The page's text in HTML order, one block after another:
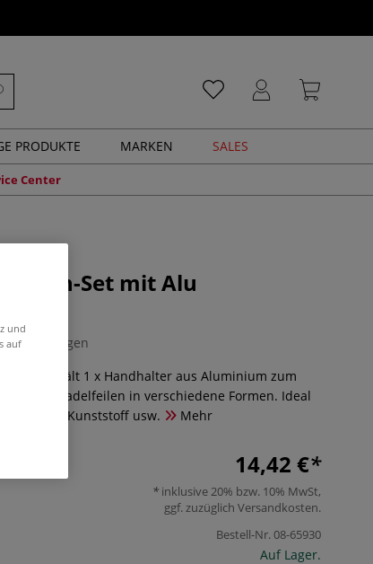
PRODUKTE MARKEN SALES
Center
Set mit Alu
Bewertungen
Set enthält 1 x Handhalter aus Aluminium zum
und 6 x Nadelfeilen in verschiedene Formen. Ideal
wie Holz, Kunststoff usw.
Mehr
14,42 €
inklusive 20% bzw. 10% MwSt,
ggf. zuzüglich Versandkosten.
Bestell-Nr.08-65930
Auf Lager.
und
auf